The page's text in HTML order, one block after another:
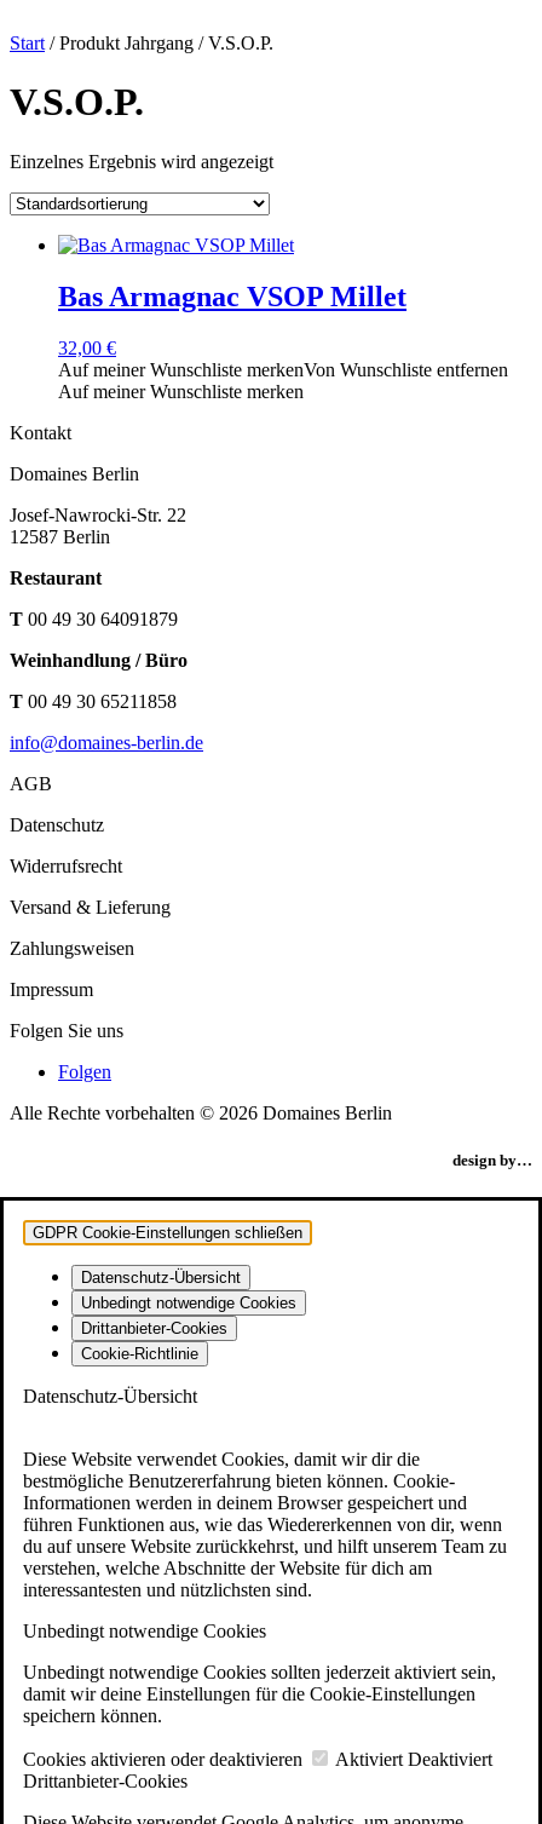
Start / Produkt Jahrgang / V.S.O.P.
V.S.O.P.
Einzelnes Ergebnis wird angezeigt
Bas Armagnac VSOP Millet
32,00 €
Auf meiner Wunschliste merkenVon Wunschliste entfernen
Auf meiner Wunschliste merken
Kontakt
Domaines Berlin
Josef-Nawrocki-Str. 22
12587 Berlin
Restaurant
T 00 49 30 64091879
Weinhandlung / Büro
T 00 49 30 65211858
info@domaines-berlin.de
AGB
Datenschutz
Widerrufsrecht
Versand & Lieferung
Zahlungsweisen
Impressum
Folgen Sie uns
Folgen
Alle Rechte vorbehalten © 2026 Domaines Berlin
design by…
GDPR Cookie-Einstellungen schließen
Datenschutz-Übersicht
Unbedingt notwendige Cookies
Drittanbieter-Cookies
Cookie-Richtlinie
Datenschutz-Übersicht
Diese Website verwendet Cookies, damit wir dir die
bestmögliche Benutzererfahrung bieten können. Cookie-
Informationen werden in deinem Browser gespeichert und
führen Funktionen aus, wie das Wiedererkennen von dir, wenn
du auf unsere Website zurückkehrst, und hilft unserem Team zu
verstehen, welche Abschnitte der Website für dich am
interessantesten und nützlichsten sind.
Unbedingt notwendige Cookies
Unbedingt notwendige Cookies sollten jederzeit aktiviert sein,
damit wir deine Einstellungen für die Cookie-Einstellungen
speichern können.
Cookies aktivieren oder deaktivieren Aktiviert Deaktiviert
Drittanbieter-Cookies